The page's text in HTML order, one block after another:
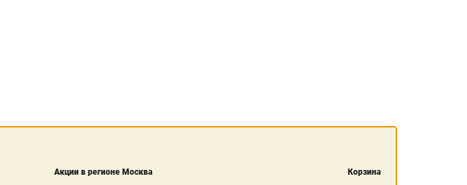
Акции в регионе Москва Корзина